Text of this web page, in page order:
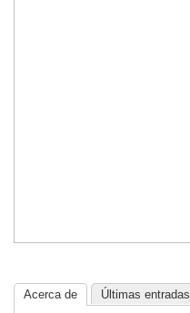
Acerca de Últimas entradas